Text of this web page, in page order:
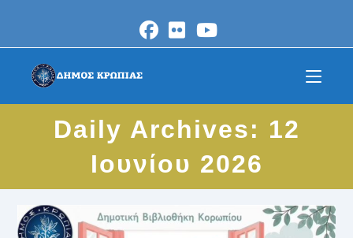
content
Daily Archives: 12
Ιουνίου 2026